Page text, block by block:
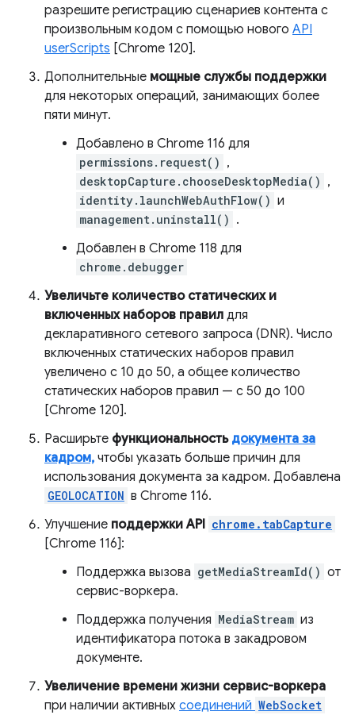
разрешите регистрацию сценариев контента с
произвольным кодом с помощью нового API
userScripts [Chrome 120].
Дополнительные мощные службы поддержки
для некоторых операций, занимающих более
пяти минут.
Добавлено в Chrome 116 для
permissions.request() ,
desktopCapture.chooseDesktopMedia() ,
identity.launchWebAuthFlow() и
management.uninstall() .
Добавлен в Chrome 118 для
chrome.debugger
Увеличьте количество статических и
включенных наборов правил для
декларативного сетевого запроса (DNR). Число
включенных статических наборов правил
увеличено с 10 до 50, а общее количество
статических наборов правил — с 50 до 100
[Chrome 120].
Расширьте функциональность документа за
кадром, чтобы указать больше причин для
использования документа за кадром. Добавлена
GEOLOCATION в Chrome 116.
Улучшение поддержки API chrome.tabCapture
[Chrome 116]:
Поддержка вызова getMediaStreamId() от
сервис-воркера.
Поддержка получения MediaStream из
идентификатора потока в закадровом
документе.
Увеличение времени жизни сервис-воркера
при наличии активных соединений WebSocket